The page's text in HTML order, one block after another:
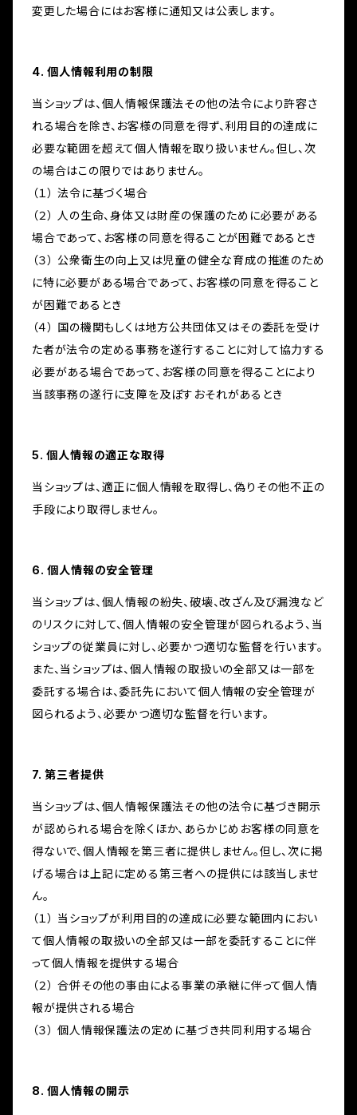
変更した場合にはお客様に通知又は公表します。
4. 個人情報利用の制限
当ショップは、個人情報保護法その他の法令により許容さ
れる場合を除き、お客様の同意を得ず、利用目的の達成に
必要な範囲を超えて個人情報を取り扱いません。但し、次
の場合はこの限りではありません。
（１） 法令に基づく場合
（２） 人の生命、身体又は財産の保護のために必要がある
場合であって、お客様の同意を得ることが困難であるとき
（３） 公衆衛生の向上又は児童の健全な育成の推進のため
に特に必要がある場合であって、お客様の同意を得ること
が困難であるとき
（４） 国の機関もしくは地方公共団体又はその委託を受け
た者が法令の定める事務を遂行することに対して協力する
必要がある場合であって、お客様の同意を得ることにより
当該事務の遂行に支障を及ぼすおそれがあるとき
5. 個人情報の適正な取得
当ショップは、適正に個人情報を取得し、偽りその他不正の
手段により取得しません。
6. 個人情報の安全管理
当ショップは、個人情報の紛失、破壊、改ざん及び漏洩など
のリスクに対して、個人情報の安全管理が図られるよう、当
ショップの従業員に対し、必要かつ適切な監督を行います。
また、当ショップは、個人情報の取扱いの全部又は一部を
委託する場合は、委託先において個人情報の安全管理が
図られるよう、必要かつ適切な監督を行います。
7. 第三者提供
当ショップは、個人情報保護法その他の法令に基づき開示
が認められる場合を除くほか、あらかじめお客様の同意を
得ないで、個人情報を第三者に提供しません。但し、次に掲
げる場合は上記に定める第三者への提供には該当しませ
ん。
（１） 当ショップが利用目的の達成に必要な範囲内におい
て個人情報の取扱いの全部又は一部を委託することに伴
って個人情報を提供する場合
（２） 合併その他の事由による事業の承継に伴って個人情
報が提供される場合
（３） 個人情報保護法の定めに基づき共同利用する場合
8. 個人情報の開示